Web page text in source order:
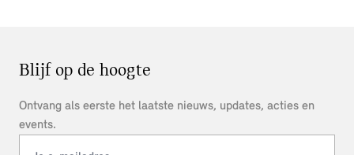
Blijf op de hoogte
Ontvang als eerste het laatste nieuws, updates, acties en
events.